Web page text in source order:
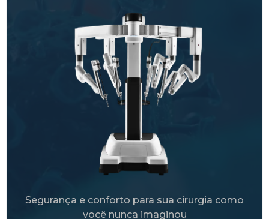
Segurança e conforto para sua cirurgia como
você nunca imaginou